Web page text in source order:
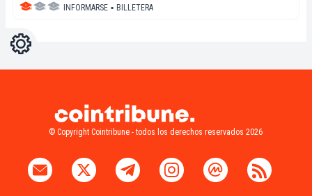
INFORMARSE ▪ BILLETERA
Ajustes
© Copyright Cointribune - todos los derechos reservados 2026